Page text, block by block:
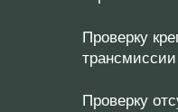
Проверку
трансмиссии
Проверку